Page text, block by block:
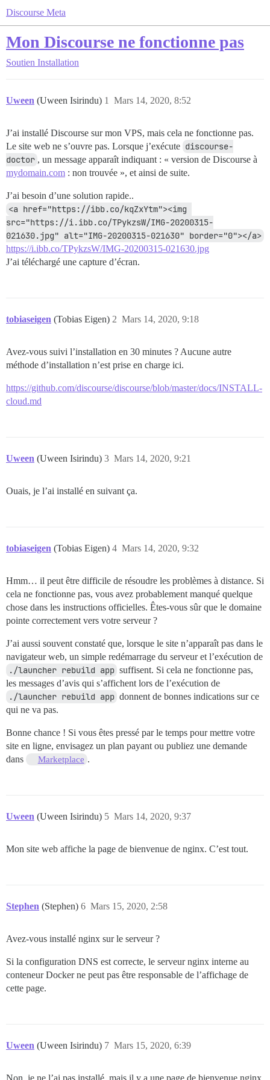
Discourse Meta
Mon Discourse ne fonctionne pas
Soutien Installation
Uween (Uween Isirindu) Mars 14, 2020, 8:52
1
J’ai installé Discourse sur mon VPS, mais cela ne fonctionne pas.
Le site web ne s’ouvre pas. Lorsque j’exécute discourse-
doctor , un message apparaît indiquant : « version de Discourse à
mydomain.com : non trouvée », et ainsi de suite.
J’ai besoin d’une solution rapide..
<a href="https://ibb.co/kqZxYtm"><img
src="https://i.ibb.co/TPykzsW/IMG-20200315-
021630.jpg" alt="IMG-20200315-021630" border="0"></a>
https://i.ibb.co/TPykzsW/IMG-20200315-021630.jpg
J’ai téléchargé une capture d’écran.
tobiaseigen (Tobias Eigen) Mars 14, 2020, 9:18
2
Avez-vous suivi l’installation en 30 minutes ? Aucune autre
méthode d’installation n’est prise en charge ici.
https://github.com/discourse/discourse/blob/master/docs/INSTALL-
cloud.md
Uween (Uween Isirindu) Mars 14, 2020, 9:21
3
Ouais, je l’ai installé en suivant ça.
tobiaseigen (Tobias Eigen) Mars 14, 2020, 9:32
4
Hmm… il peut être difficile de résoudre les problèmes à distance. Si
cela ne fonctionne pas, vous avez probablement manqué quelque
chose dans les instructions officielles. Êtes-vous sûr que le domaine
pointe correctement vers votre serveur ?
J’ai aussi souvent constaté que, lorsque le site n’apparaît pas dans le
navigateur web, un simple redémarrage du serveur et l’exécution de
./launcher rebuild app suffisent. Si cela ne fonctionne pas,
les messages d’avis qui s’affichent lors de l’exécution de
./launcher rebuild app donnent de bonnes indications sur ce
qui ne va pas.
Bonne chance ! Si vous êtes pressé par le temps pour mettre votre
site en ligne, envisagez un plan payant ou publiez une demande
dans
Marketplace .
Uween (Uween Isirindu) Mars 14, 2020, 9:37
5
Mon site web affiche la page de bienvenue de nginx. C’est tout.
Stephen (Stephen) Mars 15, 2020, 2:58
6
Avez-vous installé nginx sur le serveur ?
Si la configuration DNS est correcte, le serveur nginx interne au
conteneur Docker ne peut pas être responsable de l’affichage de
cette page.
Uween (Uween Isirindu) Mars 15, 2020, 6:39
7
Non, je ne l’ai pas installé, mais il y a une page de bienvenue nginx